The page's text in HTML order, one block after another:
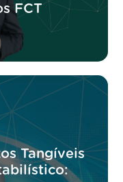
FCT
Tangíveis